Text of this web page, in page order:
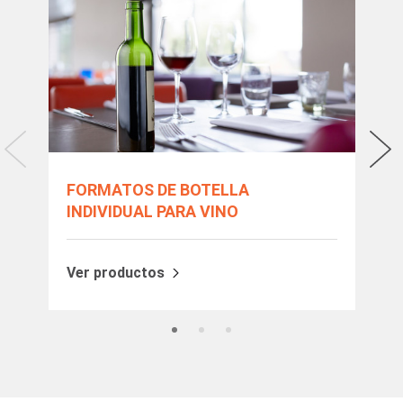
FORMATOS DE BOTELLA
INDIVIDUAL PARA VINO
Ver productos